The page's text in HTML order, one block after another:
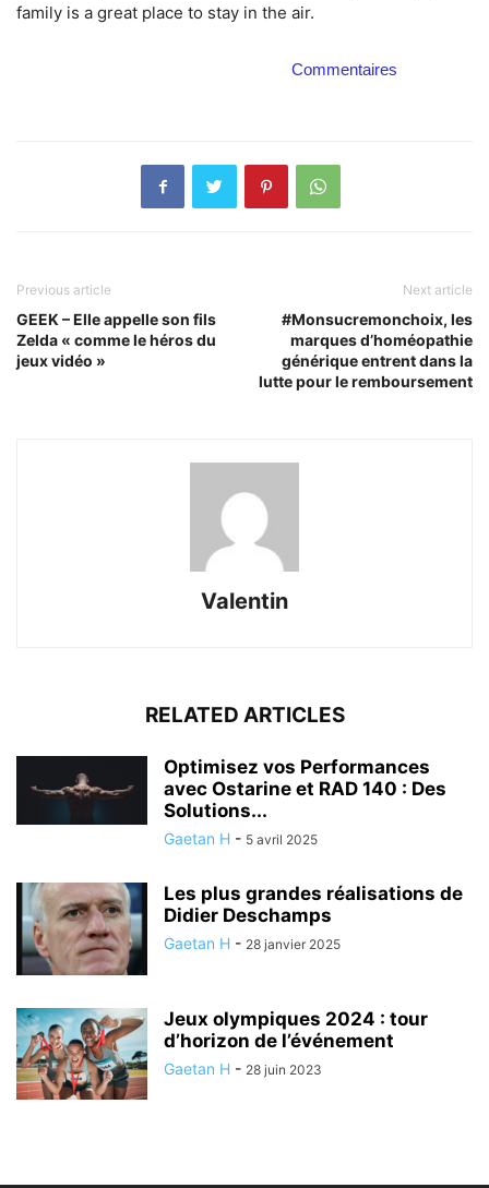
family is a great place to stay in the air.
Commentaires
Previous article
GEEK – Elle appelle son fils
Zelda « comme le héros du
jeux vidéo »
Next article
#Monsucremonchoix, les
marques d’homéopathie
générique entrent dans la
lutte pour le remboursement
Valentin
RELATED ARTICLES
Optimisez vos Performances
avec Ostarine et RAD 140 : Des
Solutions...
Gaetan H - 5 avril 2025
Les plus grandes réalisations de
Didier Deschamps
Gaetan H - 28 janvier 2025
Jeux olympiques 2024 : tour
d’horizon de l’événement
Gaetan H - 28 juin 2023